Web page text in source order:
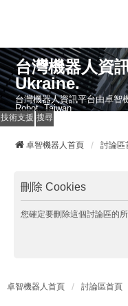
台灣機器人資
Ukraine.
台灣機器人資訊平台由卓智
Robot, Taiwan
技術支援 搜尋
卓智機器人首頁 討論區
刪除 Cookies
您確定要刪除這個討論區的
卓智機器人首頁 討論區首頁